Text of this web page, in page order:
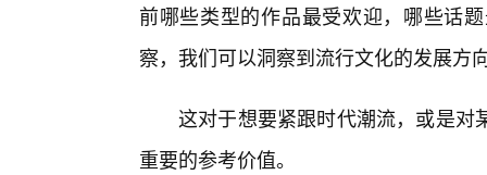
前哪些类型的作品最受欢迎，哪些话
察，我们可以洞察到流行文化的发展方
这对于想要紧跟时代潮流，或是对
重要的参考价值。